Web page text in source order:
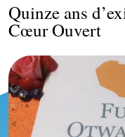
Quinze ans
Cœur Ouvert